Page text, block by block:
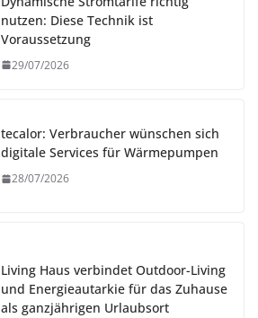
nutzen: Diese Technik ist
Voraussetzung
29/07/2026
tecalor: Verbraucher wünschen sich
digitale Services für Wärmepumpen
28/07/2026
Living Haus verbindet Outdoor-Living
und Energieautarkie für das Zuhause
als ganzjährigen Urlaubsort